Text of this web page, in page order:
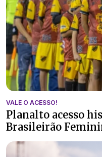
VALE O ACESSO!
Planalto acesso
Brasileirão